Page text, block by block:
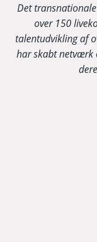
Det
over 150
talentudvikling af
har skabt netværk